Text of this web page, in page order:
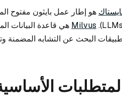
Milvus هي قاعدة البيانات
البحث عن التشابه المضمنة